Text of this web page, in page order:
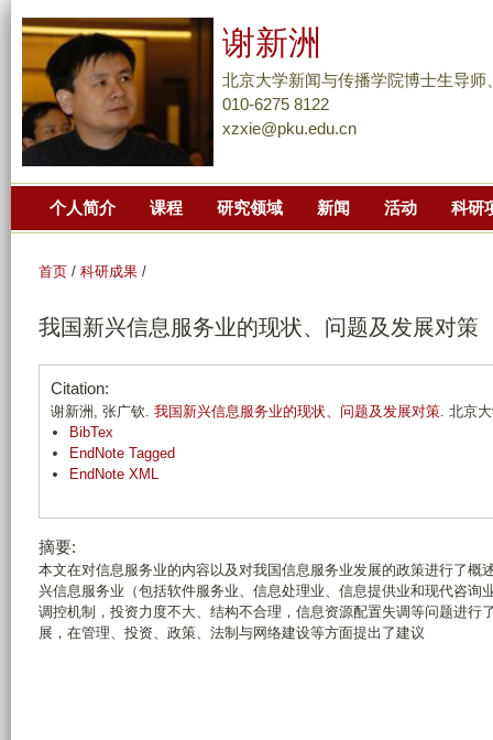
到
主
要
分
谢新洲
北京大学新闻与传播学院博士生导师
010-6275 8122
xzxie@pku.edu.cn
个人简介 课程 研究领域 新闻 活动 科研
首页 / 科研成果 /
我国新兴信息服务业的现状、问题及发展对策
Citation:
谢新洲, 张广钦. 我国新兴信息服务业的现状、问题及发展对策. 北京
BibTex
EndNote Tagged
EndNote XML
摘要:
本文在对信息服务业的内容以及对我国信息服务业发展的政策进行了概
兴信息服务业（包括软件服务业、信息处理业、信息提供业和现代咨
调控机制，投资力度不大、结构不合理，信息资源配置失调等问题进行
展，在管理、投资、政策、法制与网络建设等方面提出了建议